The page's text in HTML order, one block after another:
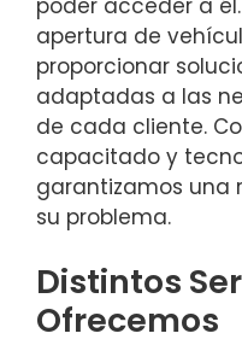
apertura de
proporcionar
adaptadas a las
de cada cliente.
capacitado y
garantizamos una
su problema.
Distintos
Ofrecemos